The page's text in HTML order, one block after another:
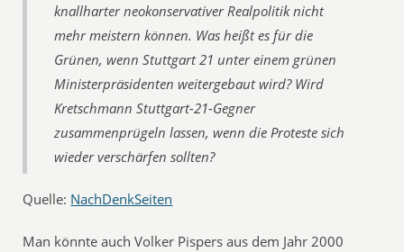
knallharter neokonservativer Realpolitik nicht
mehr meistern können. Was heißt es für die
Grünen, wenn Stuttgart 21 unter einem grünen
Ministerpräsidenten weitergebaut wird? Wird
Kretschmann Stuttgart-21-Gegner
zusammenprügeln lassen, wenn die Proteste sich
wieder verschärfen sollten?
Quelle: NachDenkSeiten
Man könnte auch Volker Pispers aus dem Jahr 2000